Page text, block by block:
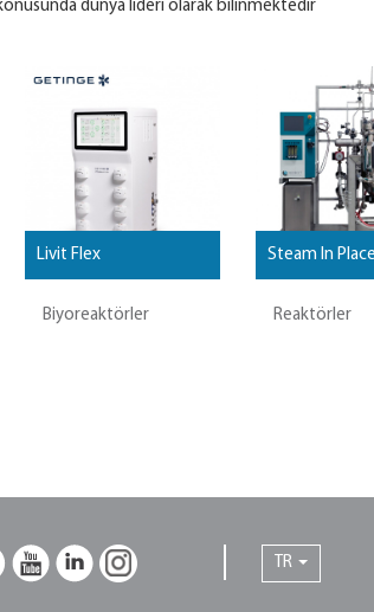
dünya lideri olarak bilinmektedir
Livit Flex
Biyoreaktörler Reaktörler
TR